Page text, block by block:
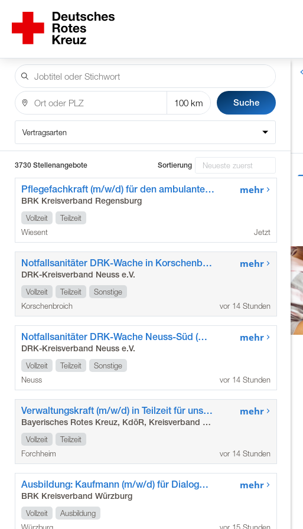
Suche
Vertragsarten
3730 Stellenangebote Sortierung
Pflegefachkraft (m/w/d) für den ambulanten Pflegedienst Wiesent
BRK Kreisverband Regensburg
Vollzeit
Teilzeit
Wiesent
mehr
Jetzt
Notfallsanitäter DRK-Wache in Korschenbroich (m/w/d)
DRK-Kreisverband Neuss e.V.
Vollzeit
Teilzeit
Sonstige
Korschenbroich
mehr
vor 14 Stunden
Notfallsanitäter DRK-Wache Neuss-Süd (m/w/d)
DRK-Kreisverband Neuss e.V.
Vollzeit
Teilzeit
Sonstige
Neuss
mehr
vor 14 Stunden
Verwaltungskraft (m/w/d) in Teilzeit für unser Seniorenzentrum in Gößweinstein
Bayerisches Rotes Kreuz, KdöR, Kreisverband Forchheim
Vollzeit
Teilzeit
Forchheim
mehr
vor 14 Stunden
Ausbildung: Kaufmann (m/w/d) für Dialogmarketing
BRK Kreisverband Würzburg
Vollzeit
Ausbildung
mehr